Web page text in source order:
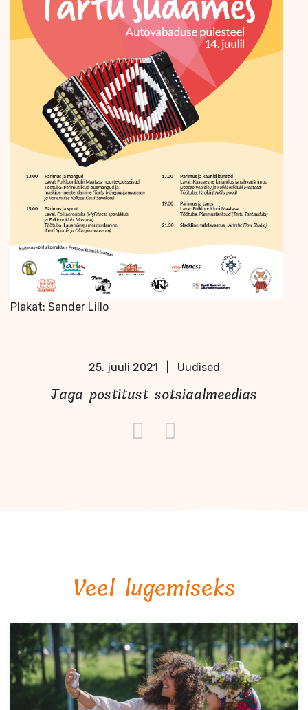
Plakat: Sander Lillo
25. juuli 2021 Uudised
Jaga postitust sotsiaalmeedias
Veel lugemiseks